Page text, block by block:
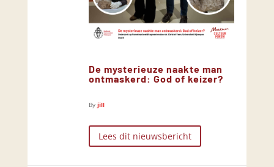
De mysterieuze naakte man
ontmaskerd: God of keizer?
By jill
Lees dit nieuwsbericht